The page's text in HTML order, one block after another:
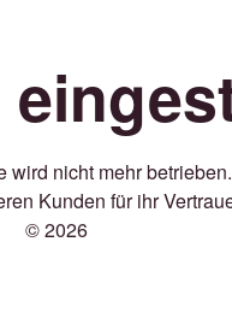
wird nicht mehr betrieben.
Kunden für ihr
© 2026